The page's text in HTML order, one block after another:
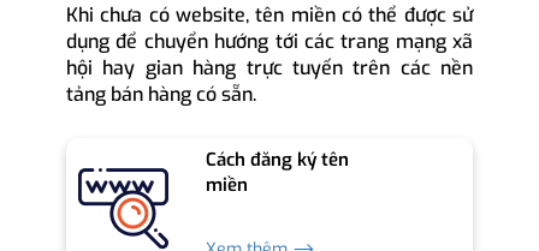
Khi chưa có website, tên miền có thể được sử
dụng để chuyển hướng tới các trang mạng xã
hội hay gian hàng trực tuyến trên các nền
tảng bán hàng có sẵn.
Cách đăng ký tên
miền